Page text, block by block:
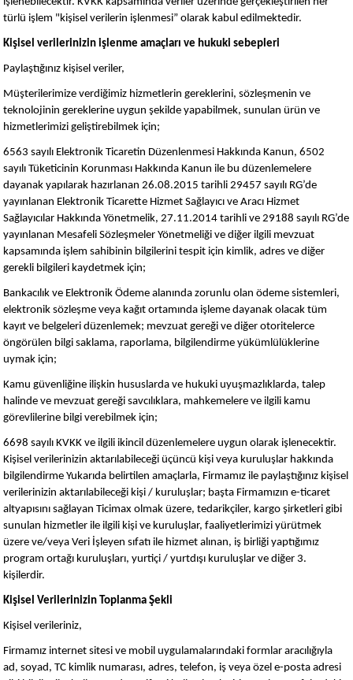
türlü işlem "kişisel verilerin işlenmesi” olarak kabul edilmektedir.
Kişisel verilerinizin işlenme amaçları ve hukuki sebepleri
Paylaştığınız kişisel veriler,
Müşterilerimize verdiğimiz hizmetlerin gereklerini, sözleşmenin ve
teknolojinin gereklerine uygun şekilde yapabilmek, sunulan ürün ve
hizmetlerimizi geliştirebilmek için;
6563 sayılı Elektronik Ticaretin Düzenlenmesi Hakkında Kanun, 6502
sayılı Tüketicinin Korunması Hakkında Kanun ile bu düzenlemelere
dayanak yapılarak hazırlanan 26.08.2015 tarihli 29457 sayılı RG’de
yayınlanan Elektronik Ticarette Hizmet Sağlayıcı ve Aracı Hizmet
Sağlayıcılar Hakkında Yönetmelik, 27.11.2014 tarihli ve 29188 sayılı RG’de
yayınlanan Mesafeli Sözleşmeler Yönetmeliği ve diğer ilgili mevzuat
kapsamında işlem sahibinin bilgilerini tespit için kimlik, adres ve diğer
gerekli bilgileri kaydetmek için;
Bankacılık ve Elektronik Ödeme alanında zorunlu olan ödeme sistemleri,
elektronik sözleşme veya kağıt ortamında işleme dayanak olacak tüm
kayıt ve belgeleri düzenlemek; mevzuat gereği ve diğer otoritelerce
öngörülen bilgi saklama, raporlama, bilgilendirme yükümlülüklerine
uymak için;
Kamu güvenliğine ilişkin hususlarda ve hukuki uyuşmazlıklarda, talep
halinde ve mevzuat gereği savcılıklara, mahkemelere ve ilgili kamu
görevlilerine bilgi verebilmek için;
6698 sayılı KVKK ve ilgili ikincil düzenlemelere uygun olarak işlenecektir.
Kişisel verilerinizin aktarılabileceği üçüncü kişi veya kuruluşlar hakkında
bilgilendirme Yukarıda belirtilen amaçlarla, Firmamız ile paylaştığınız kişisel
verilerinizin aktarılabileceği kişi / kuruluşlar; başta Firmamızın e-ticaret
altyapısını sağlayan Ticimax olmak üzere, tedarikçiler, kargo şirketleri gibi
sunulan hizmetler ile ilgili kişi ve kuruluşlar, faaliyetlerimizi yürütmek
üzere ve/veya Veri İşleyen sıfatı ile hizmet alınan, iş birliği yaptığımız
program ortağı kuruluşları, yurtiçi / yurtdışı kuruluşlar ve diğer 3.
kişilerdir.
Kişisel Verilerinizin Toplanma Şekli
Kişisel verileriniz,
Firmamız internet sitesi ve mobil uygulamalarındaki formlar aracılığıyla
ad, soyad, TC kimlik numarası, adres, telefon, iş veya özel e-posta adresi